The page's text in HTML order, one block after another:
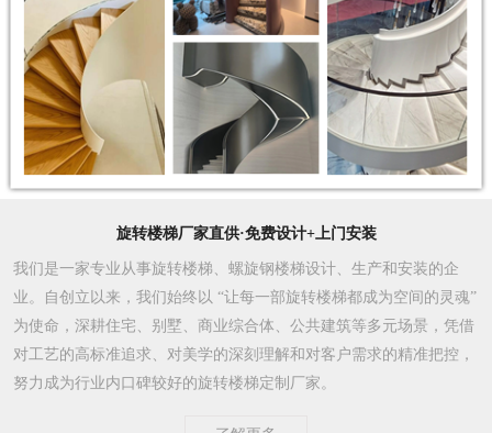
旋转楼梯厂家直供·免费设计+上门安装
我们是一家专业从事旋转楼梯、螺旋钢楼梯设计、生产和安装的企
业。自创立以来，我们始终以 “让每一部旋转楼梯都成为空间的灵魂”
为使命，深耕住宅、别墅、商业综合体、公共建筑等多元场景，凭借
对工艺的高标准追求、对美学的深刻理解和对客户需求的精准把控，
努力成为行业内口碑较好的旋转楼梯定制厂家。​